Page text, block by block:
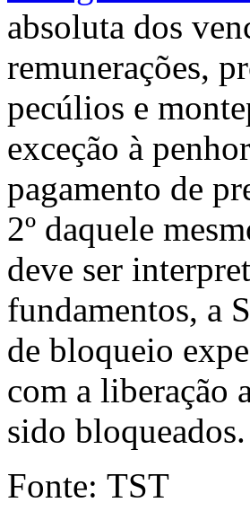
absoluta dos
remunerações,
pecúlios e
exceção à
pagamento de
2º daquele
deve ser
fundamentos, a
de bloqueio
com a liberação
sido
Fonte: TST